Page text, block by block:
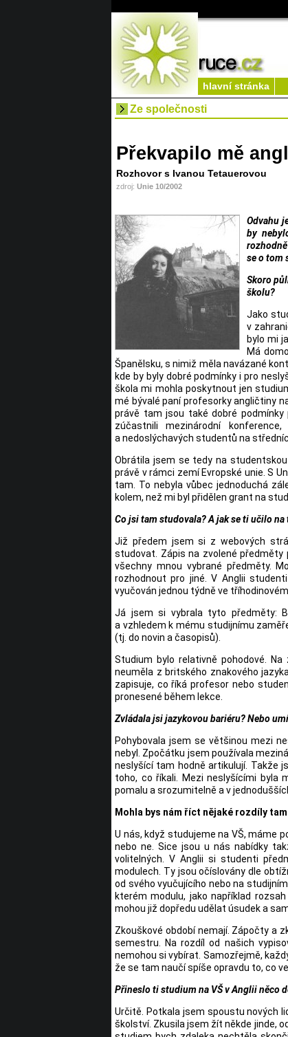
hlavní stránka
Ze společnosti
Překvapilo mě
Rozhovor s Ivanou Tetauerovou
zdroj: Unie 10/2002
Odvahu
by
se o tom
Skoro
školu?
Jako
v
bylo mi
Má
Španělsku, s nimiž měla navázané
kde by byly dobré podmínky i pro
škola mi mohla poskytnout jen
mé bývalé paní profesorky angličtiny
právě tam jsou také dobré
zúčastnili mezinárodní
a nedoslýchavých studentů na
Obrátila jsem se tedy na
právě v rámci zemí Evropské unie. S
tam. To nebyla vůbec jednoduchá
kolem, než mi byl přidělen grant na
Co jsi tam studovala? A jak se ti učilo
Již předem jsem si z webových
studovat. Zápis na zvolené
všechny mnou vybrané předměty.
rozhodnout pro jiné. V Anglii
vyučován jednou týdně ve
Já jsem si vybrala tyto předměty:
a vzhledem k mému studijnímu
(tj. do novin a časopisů).
Studium bylo relativně pohodové.
neuměla z britského znakového
zapisuje, co říká profesor nebo
pronesené během lekce.
Zvládala jsi jazykovou bariéru? Nebo
Pohybovala jsem se většinou mezi
nebyl. Zpočátku jsem používala
neslyšící tam hodně artikulují. Takže
toho, co říkali. Mezi neslyšícími byla
pomalu a srozumitelně a v
Mohla bys nám říct nějaké rozdíly
U nás, když studujeme na VŠ, máme
nebo ne. Sice jsou u nás nabídky
volitelných. V Anglii si studenti
modulech. Ty jsou očíslovány dle
od svého vyučujícího nebo na
kterém modulu, jako například
mohou již dopředu udělat úsudek a
Zkouškové období nemají. Zápočty a
semestru. Na rozdíl od našich
nemohou si vybírat. Samozřejmě,
že se tam naučí spíše opravdu to, co
Přineslo ti studium na VŠ v Anglii něco
Určitě. Potkala jsem spoustu nových
školství. Zkusila jsem žít někde jinde,